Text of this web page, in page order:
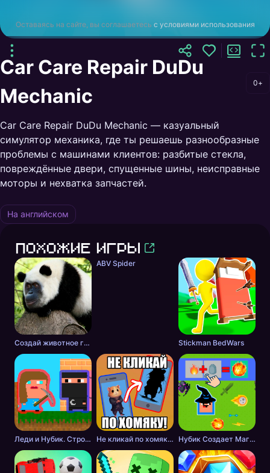
Оставаясь на сайте, вы соглашаетесь с условиями использования
Car Care Repair DuDu
Mechanic
0+
Car Care Repair DuDu Mechanic — казуальный
симулятор механика, где ты решаешь разнообразные
проблемы с машинами клиентов: разбитые стекла,
повреждённые двери, спущенные шины, неисправные
моторы и нехватка запчастей.
На английском
Похожие игры
Создай животное головоломка
ABV Spider
Stickman BedWars
Леди и Нубик. Строить и копать Не кликай по хомяку! Нубик Создает Магию